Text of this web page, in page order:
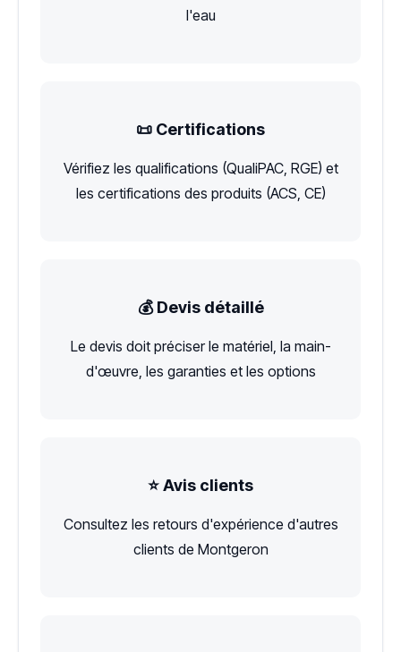
l'eau
📜 Certifications
Vérifiez les qualifications (QualiPAC, RGE) et
les certifications des produits (ACS, CE)
💰 Devis détaillé
Le devis doit préciser le matériel, la main-
d'œuvre, les garanties et les options
⭐ Avis clients
Consultez les retours d'expérience d'autres
clients de Montgeron